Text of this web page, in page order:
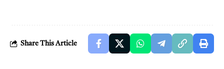
Share This Article